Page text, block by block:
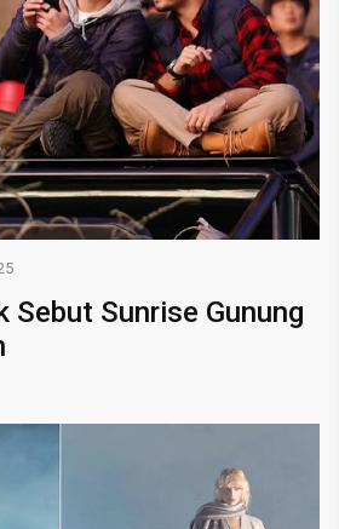
Sebut Sunrise Gunung